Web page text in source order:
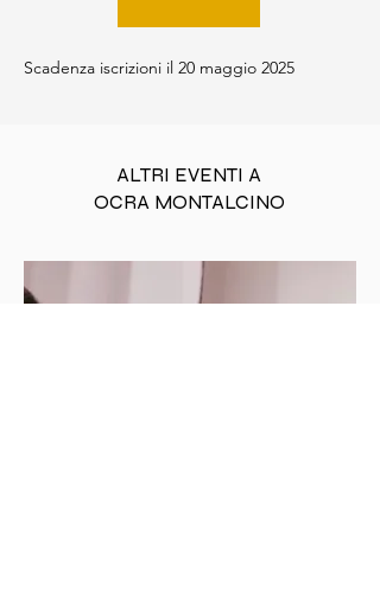
Scadenza iscrizioni il 20 maggio 2025
ALTRI EVENTI A
OCRA MONTALCINO